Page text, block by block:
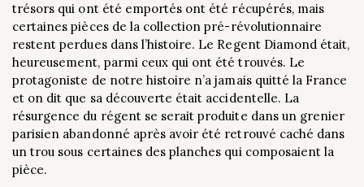
trésors qui ont été emportés ont été récupérés, mais
certaines pièces de la collection pré-révolutionnaire
restent perdues dans l’histoire. Le Regent Diamond était,
heureusement, parmi ceux qui ont été trouvés. Le
protagoniste de notre histoire n’a jamais quitté la France
et on dit que sa découverte était accidentelle. La
résurgence du régent se serait produite dans un grenier
parisien abandonné après avoir été retrouvé caché dans
un trou sous certaines des planches qui composaient la
pièce.